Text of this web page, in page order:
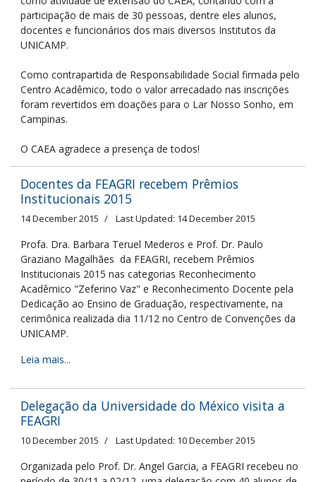
participação de mais de 30 pessoas, dentre eles alunos,
docentes e funcionários dos mais diversos Institutos da
UNICAMP.
Como contrapartida de Responsabilidade Social firmada pelo
Centro Acadêmico, todo o valor arrecadado nas inscrições
foram revertidos em doações para o Lar Nosso Sonho, em
Campinas.
O CAEA agradece a presença de todos!
Docentes da FEAGRI recebem Prêmios
Institucionais 2015
14 December 2015 Last Updated: 14 December 2015
Profa. Dra. Barbara Teruel Mederos e Prof. Dr. Paulo
Graziano Magalhães da FEAGRI, recebem Prêmios
Institucionais 2015 nas categorias Reconhecimento
Acadêmico "Zeferino Vaz" e Reconhecimento Docente pela
Dedicação ao Ensino de Graduação, respectivamente, na
cerimônica realizada dia 11/12 no Centro de Convenções da
UNICAMP.
Leia mais...
Delegação da Universidade do México visita a
FEAGRI
10 December 2015 Last Updated: 10 December 2015
Organizada pelo Prof. Dr. Angel Garcia, a FEAGRI recebeu no